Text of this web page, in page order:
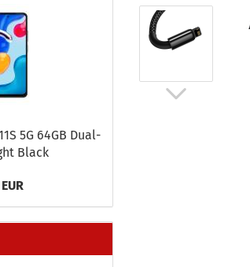
5G 64GB Dual-​
Black